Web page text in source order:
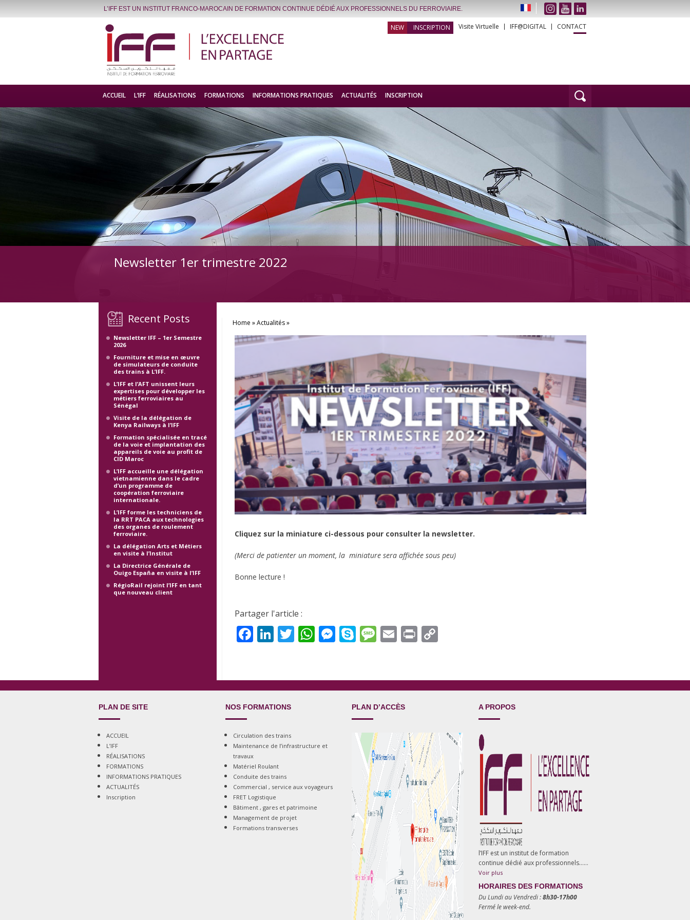
L’IFF EST UN INSTITUT FRANCO-MAROCAIN DE FORMATION CONTINUE DÉDIÉ AUX PROFESSIONNELS DU FERROVIAIRE.
INSCRIPTION Visite Virtuelle IFF@DIGITAL CONTACT
ACCUEIL L’IFF RÉALISATIONS FORMATIONS INFORMATIONS PRATIQUES ACTUALITÉS INSCRIPTION
Newsletter 1er trimestre 2022
Recent Posts
Newsletter IFF – 1er Semestre
2026
Fourniture et mise en œuvre
de simulateurs de conduite
des trains à L’IFF.
L’IFF et l’AFT unissent leurs
expertises pour développer les
métiers ferroviaires au
Sénégal
Visite de la délégation de
Kenya Railways à l’IFF
Formation spécialisée en tracé
de la voie et implantation des
appareils de voie au profit de
CID Maroc
L’IFF accueille une délégation
vietnamienne dans le cadre
d’un programme de
coopération ferroviaire
internationale.
L’IFF forme les techniciens de
la RRT PACA aux technologies
des organes de roulement
ferroviaire.
La délégation Arts et Métiers
en visite à l’Institut
La Directrice Générale de
Ouigo España en visite à l’IFF
RégioRail rejoint l’IFF en tant
que nouveau client
Home Actualités
Cliquez sur la miniature ci-dessous pour consulter la newsletter.
(Merci de patienter un moment, la miniature sera affichée sous peu)
Bonne lecture !
Partager l'article :
Facebook
LinkedIn
Twitter
WhatsApp
Messenger
Skype
Message
Email
PrintCopy
PLAN DE SITE
ACCUEIL
L’IFF
RÉALISATIONS
FORMATIONS
INFORMATIONS PRATIQUES
ACTUALITÉS
Inscription
NOS FORMATIONS
Circulation des trains
Maintenance de l’infrastructure et
travaux
Matériel Roulant
Conduite des trains
Commercial , service aux voyageurs
FRET Logistique
Bâtiment , gares et patrimoine
Management de projet
Formations transverses
PLAN D’ACCÈS A PROPOS
l’IFF est un institut de formation
continue dédié aux professionnels……
Voir plus
HORAIRES DES FORMATIONS
Du Lundi au Vendredi :8h30-17h00
Fermé le week-end.